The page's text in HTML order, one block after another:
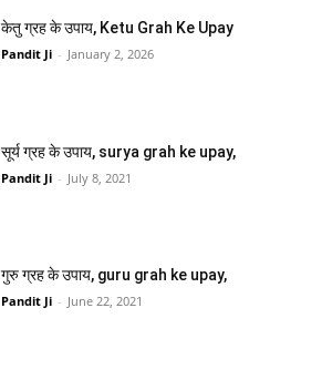
केतु ग्रह के उपाय, Ketu Grah Ke Upay
Pandit Ji - January 2, 2026
सूर्य ग्रह के उपाय, surya grah ke upay,
Pandit Ji - July 8, 2021
गुरु ग्रह के उपाय, guru grah ke upay,
Pandit Ji - June 22, 2021